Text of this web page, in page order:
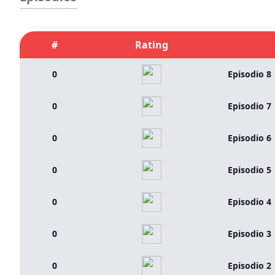
# Rating
0 Episodio 8
0 Episodio 7
0 Episodio 6
0 Episodio 5
0 Episodio 4
0 Episodio 3
0 Episodio 2